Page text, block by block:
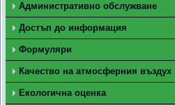
Административно обслужване
Достъп до информация
Формуляри
Качество на атмосферния въздух
Екологична оценка